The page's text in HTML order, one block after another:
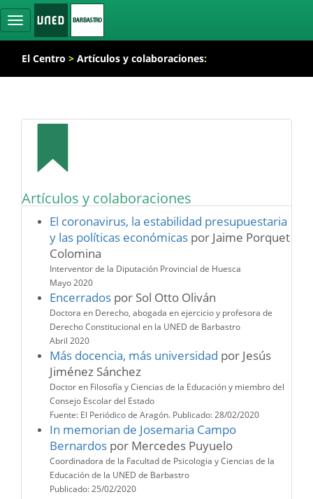
Ocultar
navegación
El Centro > Artículos y colaboraciones:
Artículos y colaboraciones
El coronavirus, la estabilidad presupuestaria
y las políticas económicas por Jaime Porquet
Colomina
Interventor de la Diputación Provincial de Huesca
Mayo 2020
Encerrados por Sol Otto Oliván
Doctora en Derecho, abogada en ejercicio y profesora de
Derecho Constitucional en la UNED de Barbastro
Abril 2020
Más docencia, más universidad por Jesús
Jiménez Sánchez
Doctor en Filosofía y Ciencias de la Educación y miembro del
Consejo Escolar del Estado
Fuente: El Periódico de Aragón. Publicado: 28/02/2020
In memorian de Josemaria Campo
Bernardos por Mercedes Puyuelo
Coordinadora de la Facultad de Psicologia y Ciencias de la
Educación de la UNED de Barbastro
Publicado: 25/02/2020